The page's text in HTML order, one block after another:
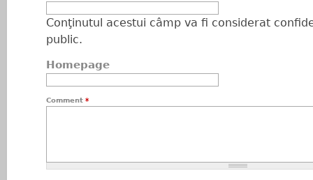
Conţinutul acestui câmp va fi considerat
public.
Homepage
Comment *